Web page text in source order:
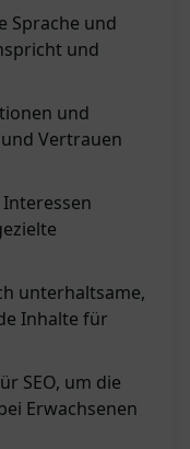
Sprache und
und
und
Vertrauen
unterhaltsame,
Inhalte für
SEO, um die
Erwachsenen